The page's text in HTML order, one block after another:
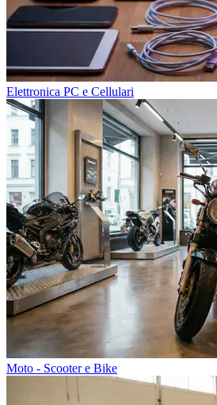
Elettronica PC e Cellulari
Moto - Scooter e Bike